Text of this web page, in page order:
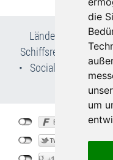
die
um
Länder- &
Schiffsreisen
Kur-
•
Social Media •